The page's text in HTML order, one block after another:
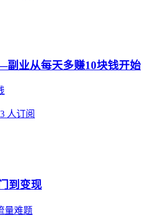
业从每天多赚10块钱开始
人订阅
到变现
量难题